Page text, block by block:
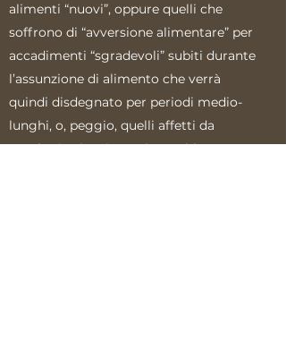
alimenti “nuovi”, oppure quelli che
soffrono di “avversione alimentare” per
accadimenti “sgradevoli” subiti durante
l’assunzione di alimento che verrà
quindi disdegnato per periodi medio-
lunghi, o, peggio, quelli affetti da
patologie che ci costringerebbero a